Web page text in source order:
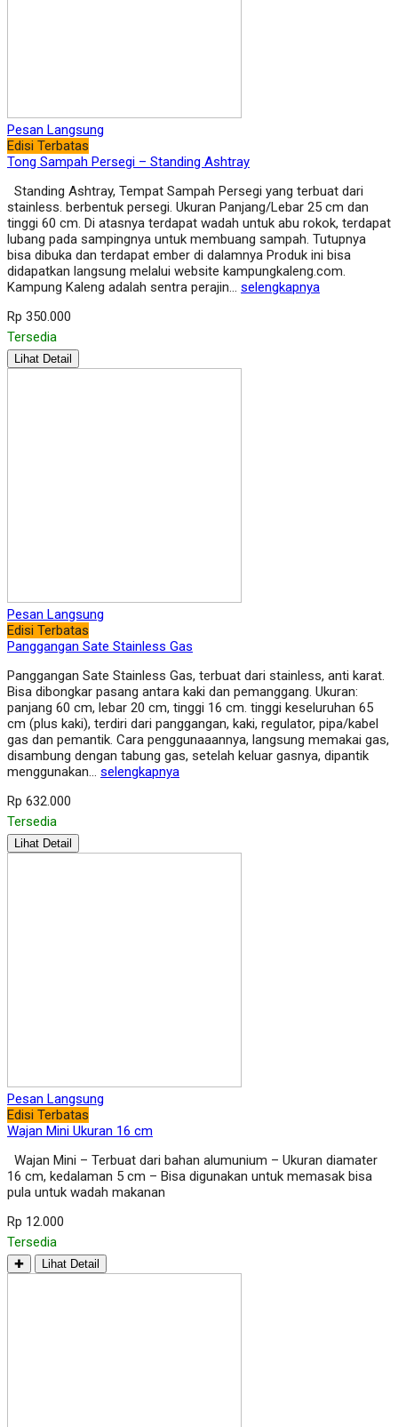
Pesan Langsung
Edisi Terbatas
Tong Sampah Persegi – Standing Ashtray
Standing Ashtray, Tempat Sampah Persegi yang terbuat dari
stainless. berbentuk persegi. Ukuran Panjang/Lebar 25 cm dan
tinggi 60 cm. Di atasnya terdapat wadah untuk abu rokok, terdapat
lubang pada sampingnya untuk membuang sampah. Tutupnya
bisa dibuka dan terdapat ember di dalamnya Produk ini bisa
didapatkan langsung melalui website kampungkaleng.com.
Kampung Kaleng adalah sentra perajin… selengkapnya
Rp 350.000
Tersedia
Lihat Detail
Pesan Langsung
Edisi Terbatas
Panggangan Sate Stainless Gas
Panggangan Sate Stainless Gas, terbuat dari stainless, anti karat.
Bisa dibongkar pasang antara kaki dan pemanggang. Ukuran:
panjang 60 cm, lebar 20 cm, tinggi 16 cm. tinggi keseluruhan 65
cm (plus kaki), terdiri dari panggangan, kaki, regulator, pipa/kabel
gas dan pemantik. Cara penggunaaannya, langsung memakai gas,
disambung dengan tabung gas, setelah keluar gasnya, dipantik
menggunakan… selengkapnya
Rp 632.000
Tersedia
Lihat Detail
Pesan Langsung
Edisi Terbatas
Wajan Mini Ukuran 16 cm
Wajan Mini – Terbuat dari bahan alumunium – Ukuran diamater
16 cm, kedalaman 5 cm – Bisa digunakan untuk memasak bisa
pula untuk wadah makanan
Rp 12.000
Tersedia
✚ Lihat Detail